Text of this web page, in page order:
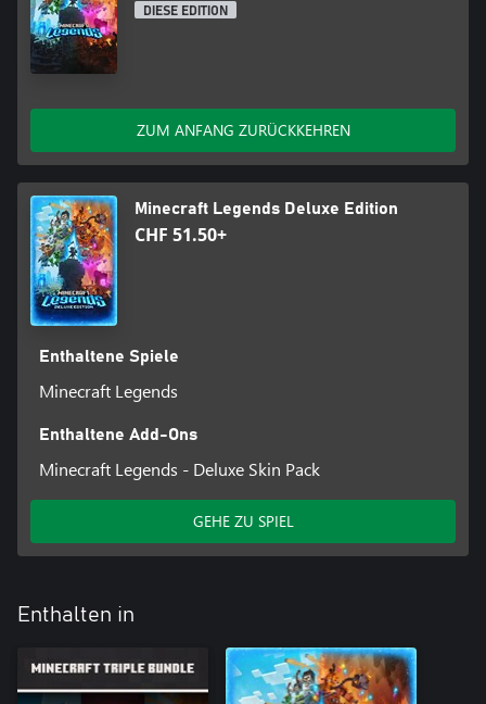
DIESE EDITION
ZUM ANFANG ZURÜCKKEHREN
Minecraft Legends Deluxe Edition
CHF 51.50+
Enthaltene Spiele
Minecraft Legends
Enthaltene Add-Ons
Minecraft Legends - Deluxe Skin Pack
GEHE ZU SPIEL
Enthalten in